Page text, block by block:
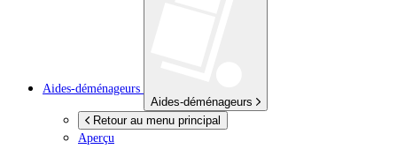
Aides-déménageurs
Aides-déménageurs
Retour au menu principal
Aperçu